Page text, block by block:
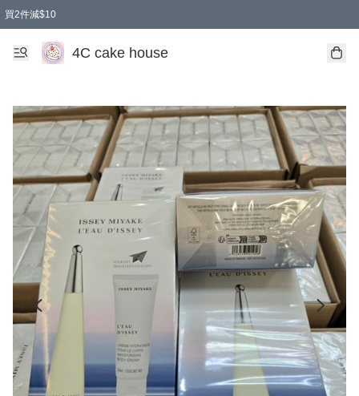
買2件減$10
任選兩件減$10
買兩盒減$10
買兩件減$10
買2件減$10
4C cake house